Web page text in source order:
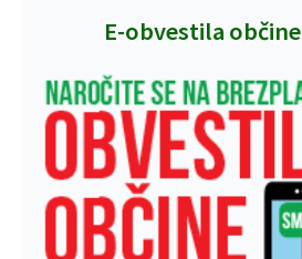
E-obvestila občine